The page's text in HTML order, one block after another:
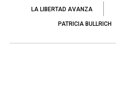
LA LIBERTAD AVANZA
PATRICIA BULLRICH